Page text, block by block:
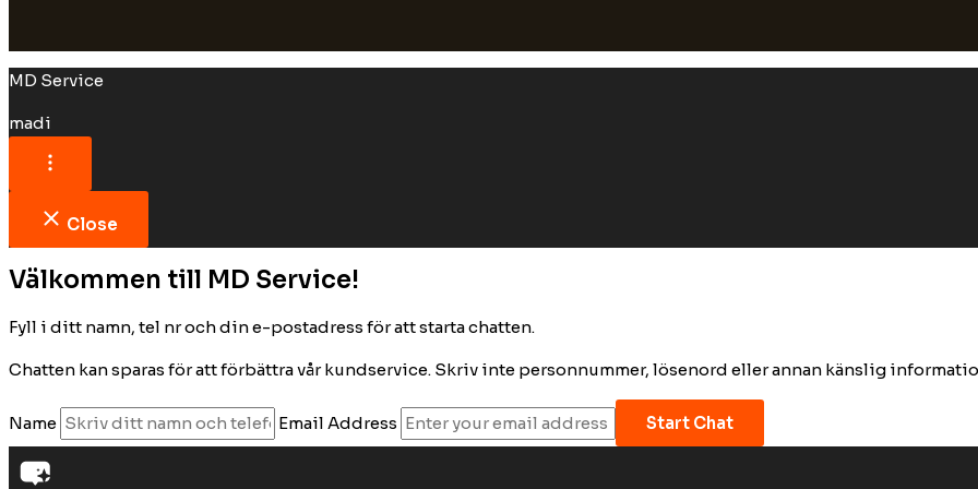
MD Service
madi
Close
Välkommen till MD Service!
Fyll i ditt namn, tel nr och din e-postadress för att starta chatten.
Chatten kan sparas för att förbättra vår kundservice. Skriv inte personnummer, lösenord eller annan känslig
Name Email Address Start Chat